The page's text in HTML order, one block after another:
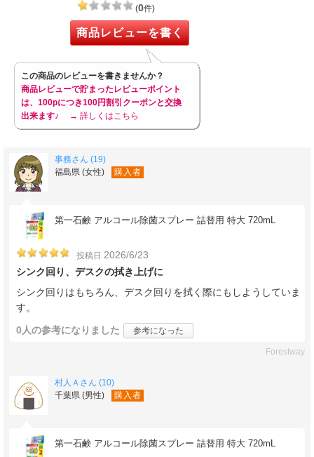
(0件)
商品レビューを書く
この商品のレビューを書きませんか？
商品レビューで貯まったレビューポイント
は、100pにつき100円割引クーポンと交換
出来ます♪
→ 詳しくはこちら
事務さん (19)
福島県 (女性)
購入者
第一石鹸 アルコール除菌スプレー 詰替用 特大 720mL
投稿日 2026/6/23
シンク回り、デスクの拭き上げに
シンク回りはもちろん、デスク回りを拭く際にもしようしていま
す。
0人の参考になりました 参考になった
Forestway
村人Ａさん (10)
千葉県 (男性)
購入者
第一石鹸 アルコール除菌スプレー 詰替用 特大 720mL